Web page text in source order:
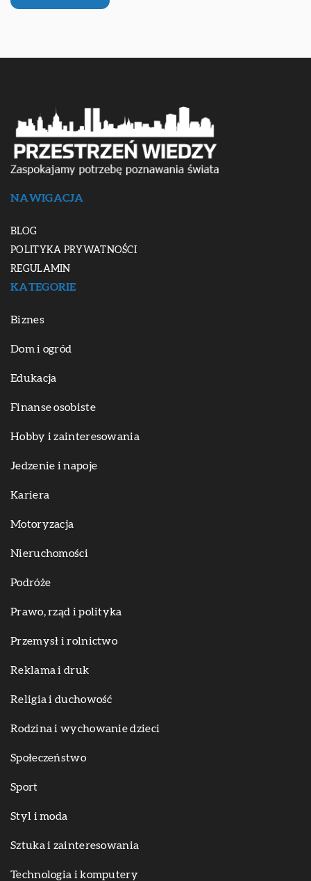
NAWIGACJA
BLOG
POLITYKA PRYWATNOŚCI
REGULAMIN
KATEGORIE
Biznes
Dom i ogród
Edukacja
Finanse osobiste
Hobby i zainteresowania
Jedzenie i napoje
Kariera
Motoryzacja
Nieruchomości
Podróże
Prawo, rząd i polityka
Przemysł i rolnictwo
Reklama i druk
Religia i duchowość
Rodzina i wychowanie dzieci
Społeczeństwo
Sport
Styl i moda
Sztuka i zainteresowania
Technologia i komputery